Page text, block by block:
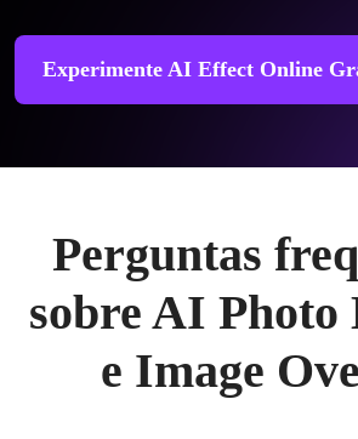
Experimente AI Effect Online
Perguntas
sobre AI Photo
e Image